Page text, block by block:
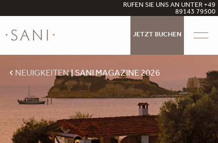
RUFEN SIE UNS AN UNTER +49
89143 79500
JETZT BUCHEN
NEUIGKEITEN SANI MAGAZINE 2026